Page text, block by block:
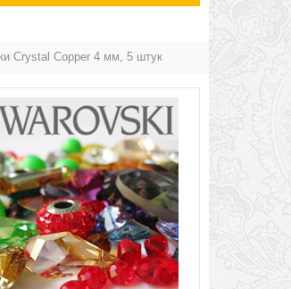
Crystal Copper 4 мм, 5 штук